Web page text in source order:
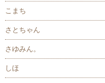
こまち
さとちゃん
さゆみん。
しほ